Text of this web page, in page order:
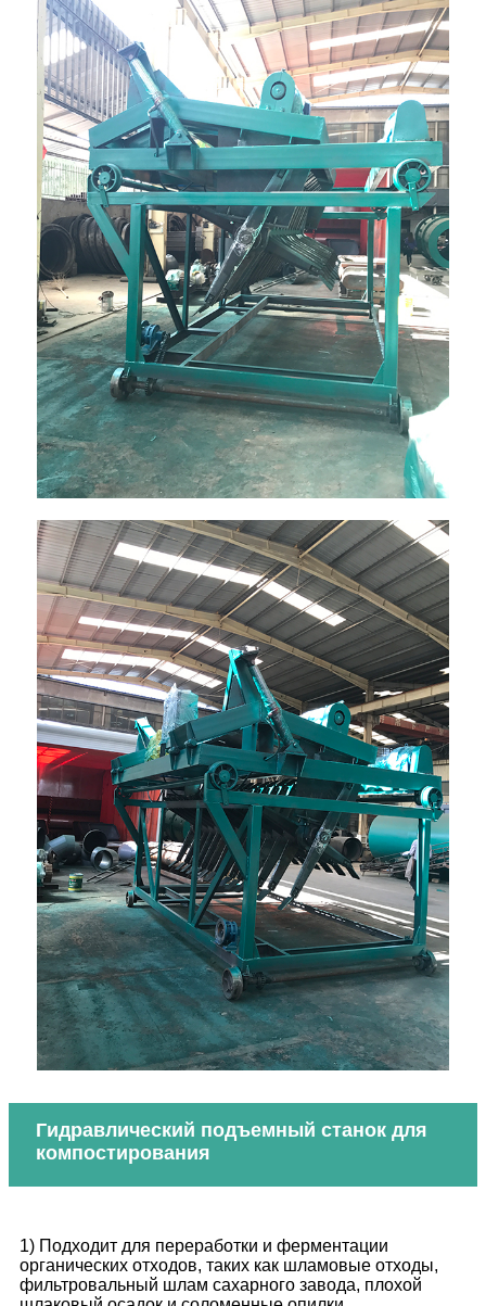
Гидравлический подъемный станок для
компостирования
1) Подходит для переработки и ферментации
органических отходов, таких как шламовые отходы,
фильтровальный шлам сахарного завода, плохой